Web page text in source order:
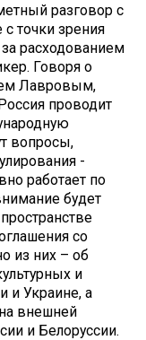
разговор с
с точки зрения
расходованием
Говоря о
Лавровым,
проводит
вопросы,
-
работает по
будет
со
из них – об
и
и Украине, а
внешней
и Белоруссии.